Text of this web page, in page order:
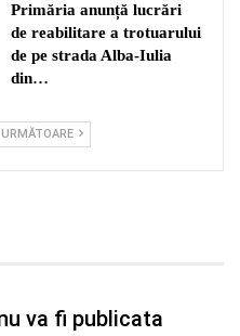
Primăria anunță lucrări
de reabilitare a trotuarului
de pe strada Alba-Iulia
din…
va fi publicata